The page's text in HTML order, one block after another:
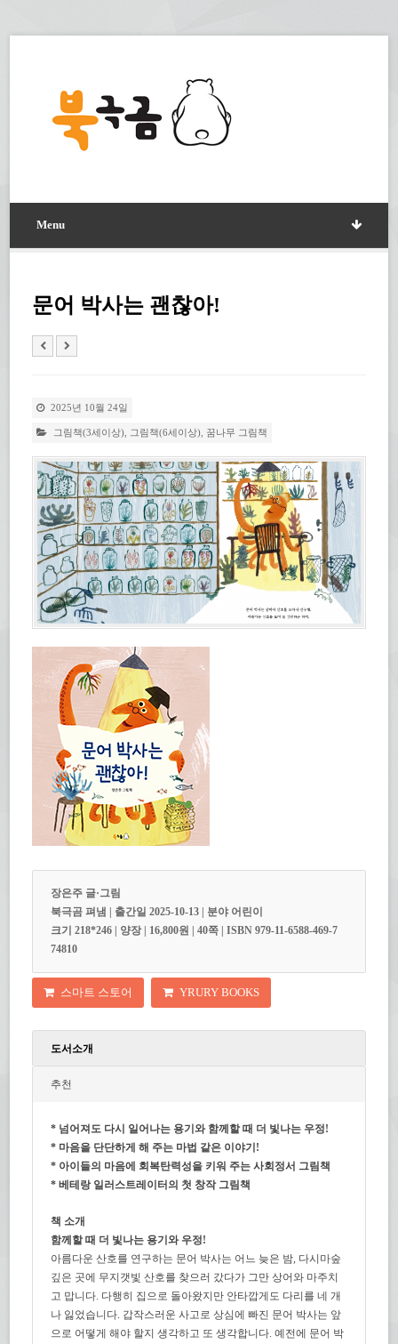
Menu
문어 박사는 괜찮아!
2025년 10월 24일
그림책(3세이상) 그림책(6세이상) 꿈나무 그림책
장은주 글·그림
북극곰 펴냄 | 출간일 2025-10-13 | 분야 어린이
크기 218*246 | 양장 | 16,800원 | 40쪽 | ISBN 979-11-6588-469-7
74810
스마트 스토어 YRURY BOOKS
도서소개
추천
* 넘어져도 다시 일어나는 용기와 함께할 때 더 빛나는 우정!
* 마음을 단단하게 해 주는 마법 같은 이야기!
* 아이들의 마음에 회복탄력성을 키워 주는 사회정서 그림책
* 베테랑 일러스트레이터의 첫 창작 그림책
책 소개
함께할 때 더 빛나는 용기와 우정!
아름다운 산호를 연구하는 문어 박사는 어느 늦은 밤, 다시마숲
깊은 곳에 무지갯빛 산호를 찾으러 갔다가 그만 상어와 마주치
고 맙니다. 다행히 집으로 돌아왔지만 안타깝게도 다리를 네 개
나 잃었습니다. 갑작스러운 사고로 상심에 빠진 문어 박사는 앞
으로 어떻게 해야 할지 생각하고 또 생각합니다. 예전에 문어 박